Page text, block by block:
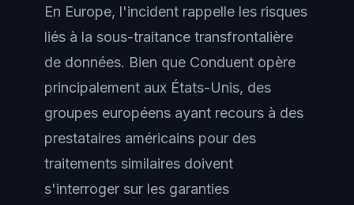
En Europe, l'incident rappelle les risques
liés à la sous-traitance transfrontalière
de données. Bien que Conduent opère
principalement aux États-Unis, des
groupes européens ayant recours à des
prestataires américains pour des
traitements similaires doivent
s'interroger sur les garanties